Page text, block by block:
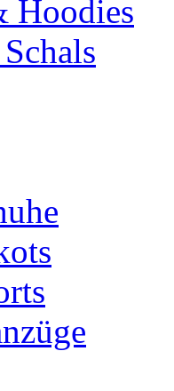
Hoodies